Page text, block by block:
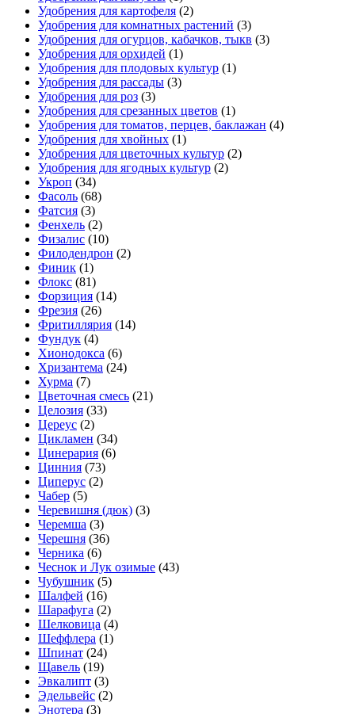
Удобрения для картофеля (2)
Удобрения для комнатных растений (3)
Удобрения для огурцов, кабачков, тыкв (3)
Удобрения для орхидей (1)
Удобрения для плодовых культур (1)
Удобрения для рассады (3)
Удобрения для роз (3)
Удобрения для срезанных цветов (1)
Удобрения для томатов, перцев, баклажан (4)
Удобрения для хвойных (1)
Удобрения для цветочных культур (2)
Удобрения для ягодных культур (2)
Укроп (34)
Фасоль (68)
Фатсия (3)
Фенхель (2)
Физалис (10)
Филодендрон (2)
Финик (1)
Флокс (81)
Форзиция (14)
Фрезия (26)
Фритиллярия (14)
Фундук (4)
Хионодокса (6)
Хризантема (24)
Хурма (7)
Цветочная смесь (21)
Целозия (33)
Цереус (2)
Цикламен (34)
Цинерария (6)
Цинния (73)
Циперус (2)
Чабер (5)
Черевишня (дюк) (3)
Черемша (3)
Черешня (36)
Черника (6)
Чеснок и Лук озимые (43)
Чубушник (5)
Шалфей (16)
Шарафуга (2)
Шелковица (4)
Шеффлера (1)
Шпинат (24)
Щавель (19)
Эвкалипт (3)
Эдельвейс (2)
Энотера (3)